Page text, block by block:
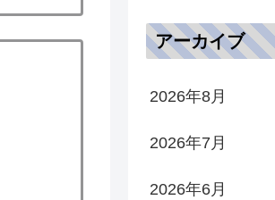
アーカイブ
2026年8月
2026年7月
2026年6月